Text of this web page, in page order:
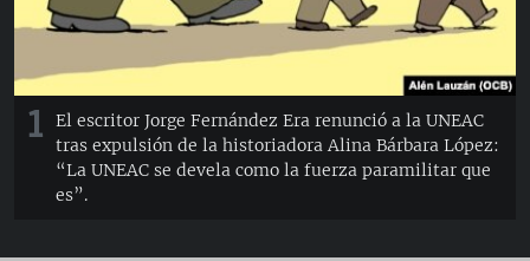
DESINFORMACIÓN RUSA EN AMÉRICA LATINA
LA INVASIÓN DE RUSIA A UCRANIA
1
El escritor Jorge Fernández Era renunció a la UNEAC
tras expulsión de la historiadora Alina Bárbara López:
“La UNEAC se devela como la fuerza paramilitar que
es”.